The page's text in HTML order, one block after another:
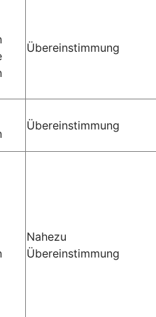
Übereinstimmung
Übereinstimmung
Nahezu
Übereinstimmung